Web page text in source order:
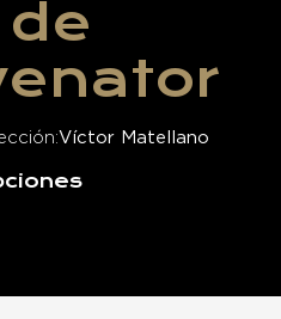
de
Víctor Matellano